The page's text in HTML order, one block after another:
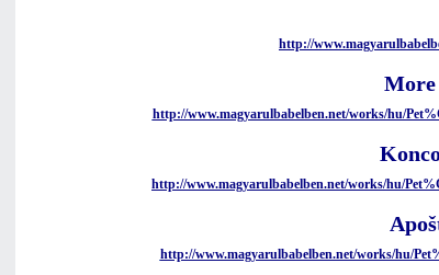
http://
More
http://www.magyarulbabelben.net/works/hu/
http://www.magyarulbabelben.net/works/hu/
http://www.magyarulbabelben.net/works/hu/